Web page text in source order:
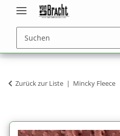
Zurück zur Liste Mincky Fleece